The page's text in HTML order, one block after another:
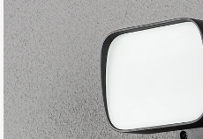
van
de
afbeeldingen-
gallerij